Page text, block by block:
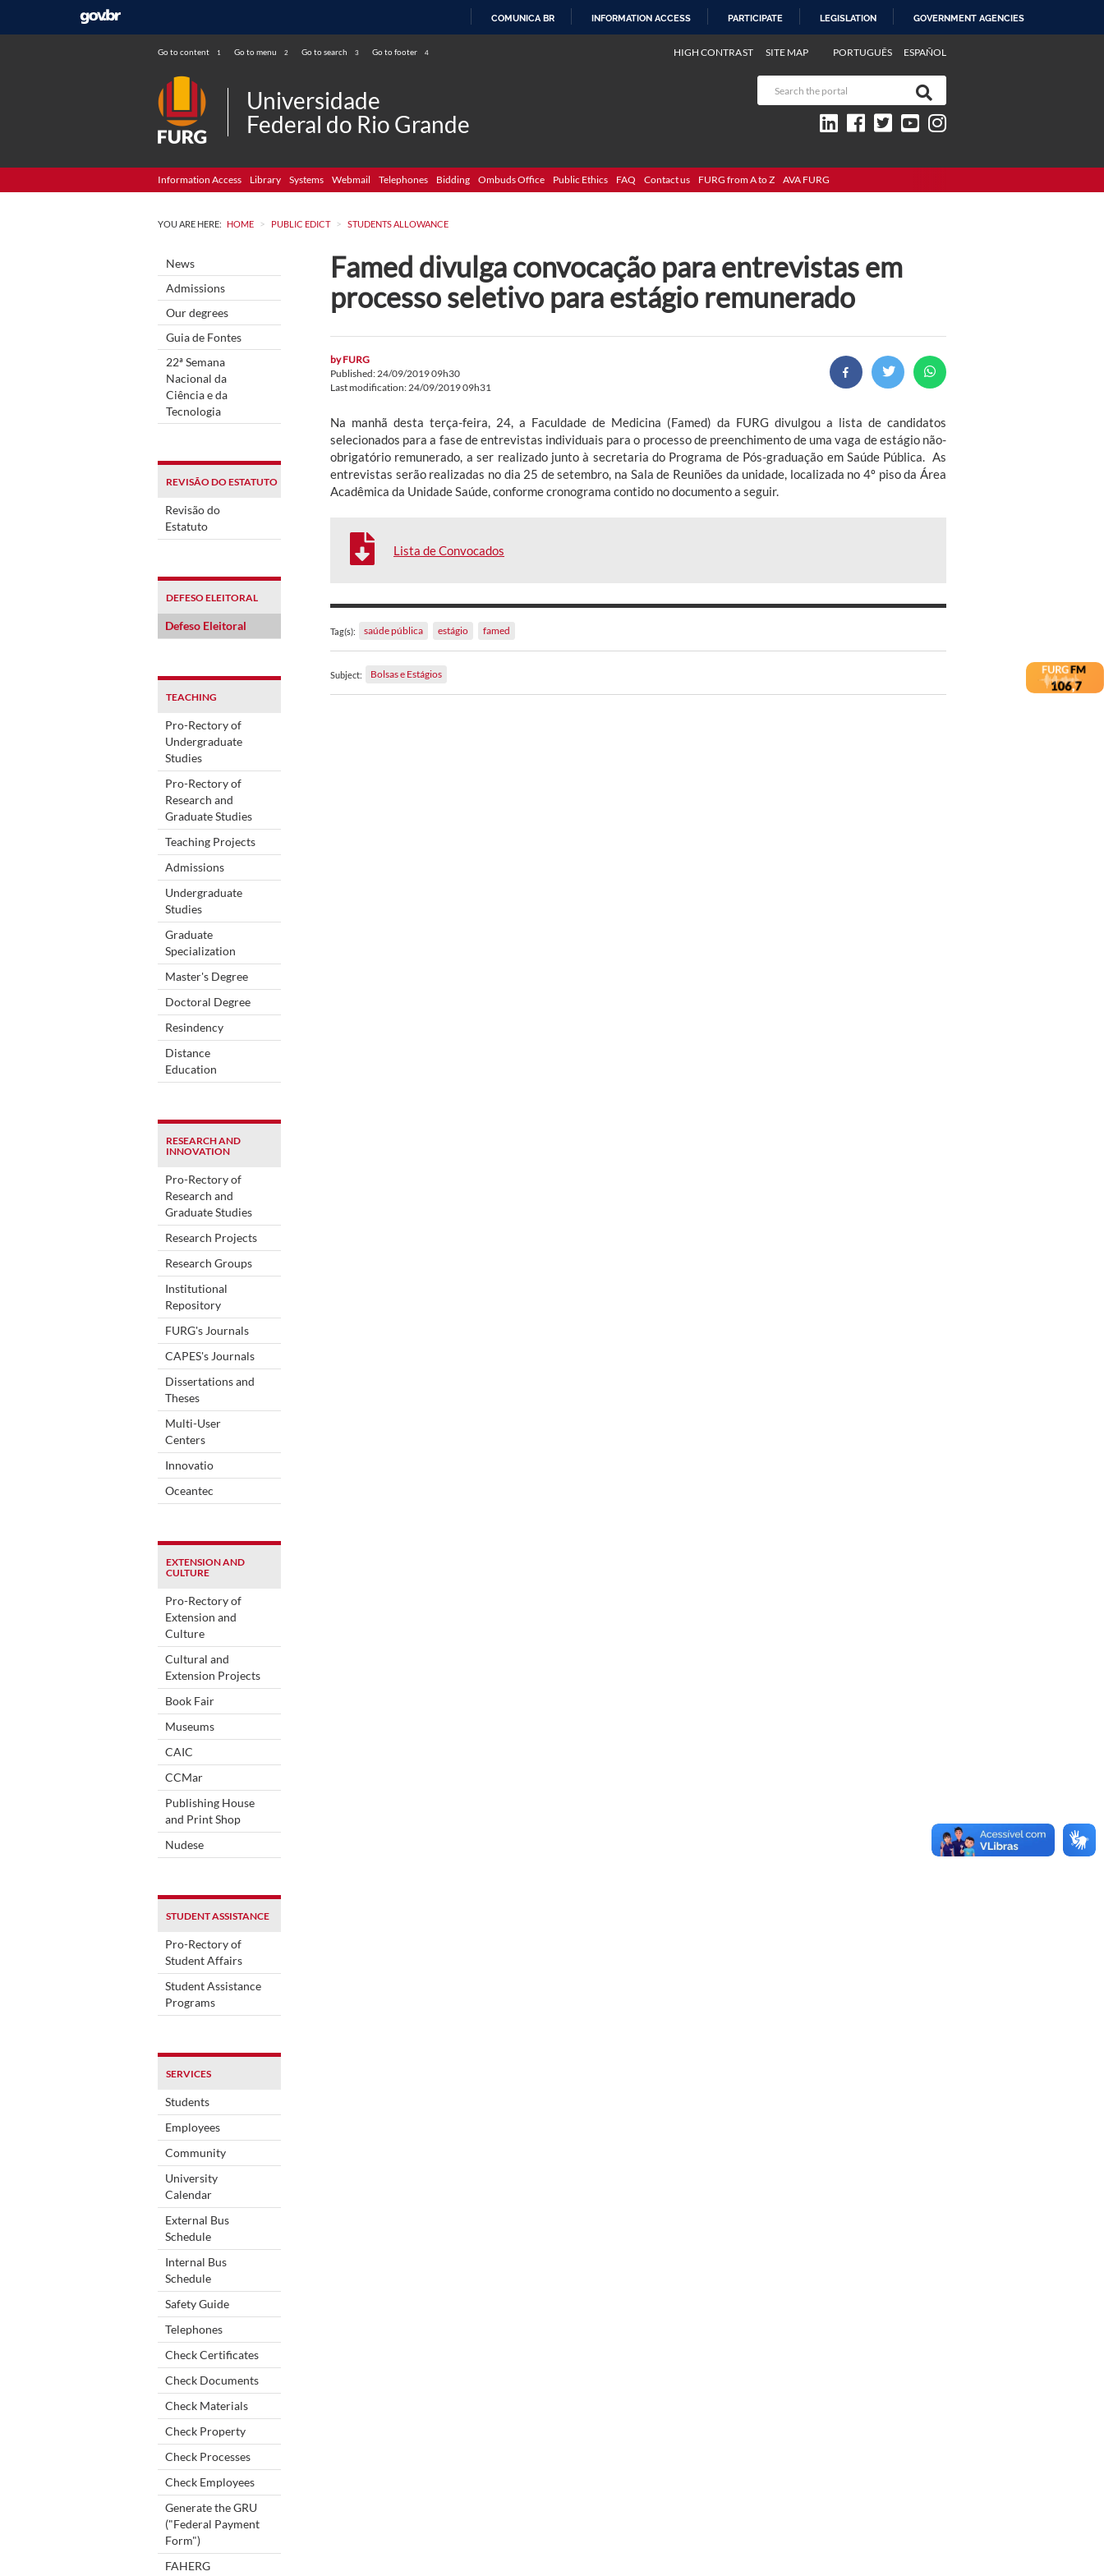
COMUNICA BR INFORMATION ACCESS PARTICIPATE LEGISLATION GOVERNMENT AGENCIES
Go to content 1 Go to menu 2 Go to search 3 Go to footer 4 PORTUGUÊS ESPAÑOL
HIGH CONTRAST SITE MAP
Universidade
Federal do Rio Grande
Information Access Library Systems Webmail Telephones Bidding Ombuds Office Public Ethics FAQ Contact us FURG from A to Z AVA FURG
YOU ARE HERE: HOME > PUBLIC EDICT > STUDENTS ALLOWANCE
News
Admissions
Our degrees
Guia de Fontes
22ª Semana
Nacional da
Ciência e da
Tecnologia
REVISÃO DO ESTATUTO
Revisão do
Estatuto
DEFESO ELEITORAL
Defeso Eleitoral
TEACHING
Pro-Rectory of
Undergraduate
Studies
Pro-Rectory of
Research and
Graduate Studies
Teaching Projects
Admissions
Undergraduate
Studies
Graduate
Specialization
Master's Degree
Doctoral Degree
Resindency
Distance
Education
RESEARCH AND
INNOVATION
Pro-Rectory of
Research and
Graduate Studies
Research Projects
Research Groups
Institutional
Repository
FURG's Journals
CAPES's Journals
Dissertations and
Theses
Multi-User
Centers
Innovatio
Oceantec
EXTENSION AND
CULTURE
Pro-Rectory of
Extension and
Culture
Cultural and
Extension Projects
Book Fair
Museums
CAIC
CCMar
Publishing House
and Print Shop
Nudese
STUDENT ASSISTANCE
Pro-Rectory of
Student Affairs
Student Assistance
Programs
SERVICES
Students
Employees
Community
University
Calendar
External Bus
Schedule
Internal Bus
Schedule
Safety Guide
Telephones
Check Certificates
Check Documents
Check Materials
Check Property
Check Processes
Check Employees
Generate the GRU
("Federal Payment
Form")
FAHERG
Famed divulga convocação para entrevistas em
processo seletivo para estágio remunerado
byFURG
Published: 24/09/2019 09h30
Last modification: 24/09/2019 09h31
Na manhã desta terça-feira, 24, a Faculdade de Medicina (Famed) da FURG divulgou a lista de candidatos
selecionados para a fase de entrevistas individuais para o processo de preenchimento de uma vaga de estágio não-
obrigatório remunerado, a ser realizado junto à secretaria do Programa de Pós-graduação em Saúde Pública. As
entrevistas serão realizadas no dia 25 de setembro, na Sala de Reuniões da unidade, localizada no 4º piso da Área
Acadêmica da Unidade Saúde, conforme cronograma contido no documento a seguir.
Lista de Convocados
Tag(s): saúde pública estágio famed
Subject: Bolsas e Estágios